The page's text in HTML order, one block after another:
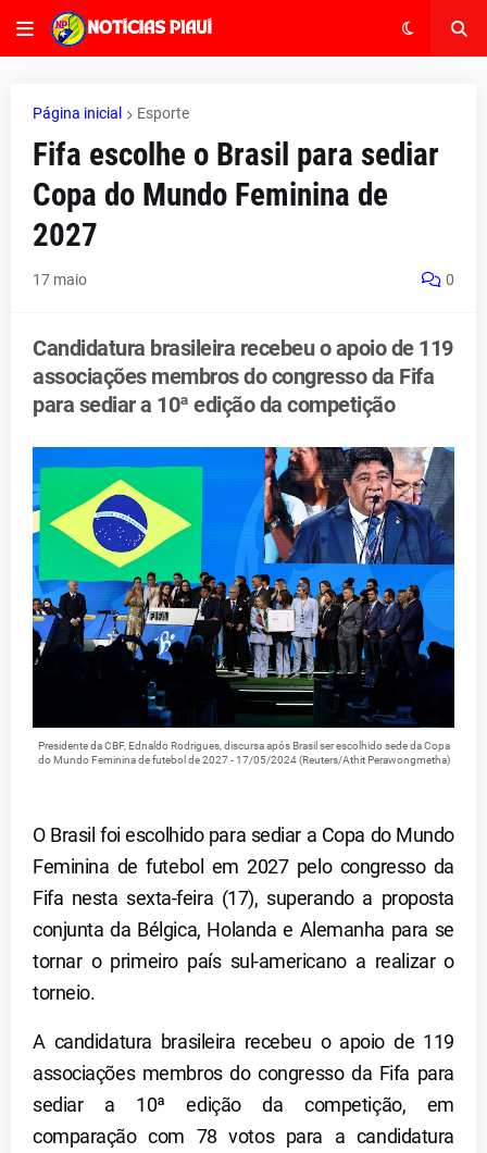
Página inicial Esporte
Fifa escolhe o Brasil para sediar
Copa do Mundo Feminina de
2027
17 maio 0
Candidatura brasileira recebeu o apoio de 119
associações membros do congresso da Fifa
para sediar a 10ª edição da competição
Presidente da CBF, Ednaldo Rodrigues, discursa após Brasil ser escolhido sede da Copa
do Mundo Feminina de futebol de 2027 - 17/05/2024 (Reuters/Athit Perawongmetha)
O Brasil foi escolhido para sediar a Copa do Mundo
Feminina de futebol em 2027 pelo congresso da
Fifa nesta sexta-feira (17), superando a proposta
conjunta da Bélgica, Holanda e Alemanha para se
tornar o primeiro país sul-americano a realizar o
torneio.
A candidatura brasileira recebeu o apoio de 119
associações membros do congresso da Fifa para
sediar a 10ª edição da competição, em
comparação com 78 votos para a candidatura